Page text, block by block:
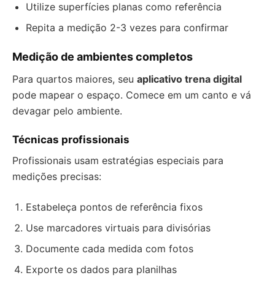
Utilize superfícies planas como referência
Repita a medição 2-3 vezes para confirmar
Medição de ambientes completos
Para quartos maiores, seu aplicativo trena digital
pode mapear o espaço. Comece em um canto e vá
devagar pelo ambiente.
Técnicas profissionais
Profissionais usam estratégias especiais para
medições precisas:
Estabeleça pontos de referência fixos
Use marcadores virtuais para divisórias
Documente cada medida com fotos
Exporte os dados para planilhas